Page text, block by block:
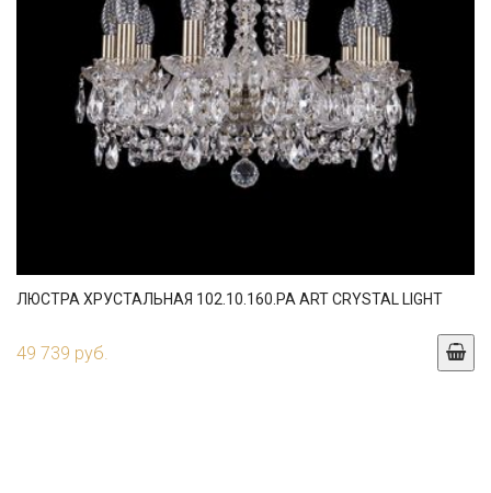
ЛЮСТРА ХРУСТАЛЬНАЯ 102.10.160.PA ART CRYSTAL LIGHT
49 739 руб.